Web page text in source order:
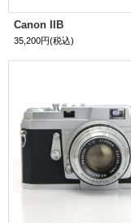
Canon IIB
35,200円(税込)